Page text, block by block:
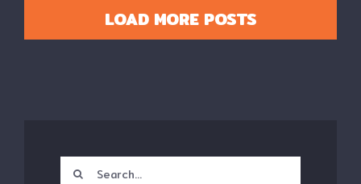
LOAD MORE POSTS
Search